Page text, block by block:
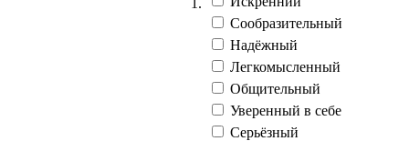
Сообразительный
Надёжный
Легкомысленный
Общительный
Уверенный в себе
Серьёзный